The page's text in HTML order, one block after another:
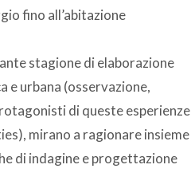
fino all’abitazione
stagione di elaborazione
e urbana (osservazione,
di queste esperienze
mirano a ragionare insieme
di indagine e progettazione